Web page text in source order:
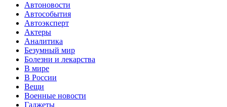
Автоновости
Автособытия
Автоэксперт
Актеры
Аналитика
Безумный мир
Болезни и лекарства
В мире
В России
Вещи
Военные новости
Гаджеты